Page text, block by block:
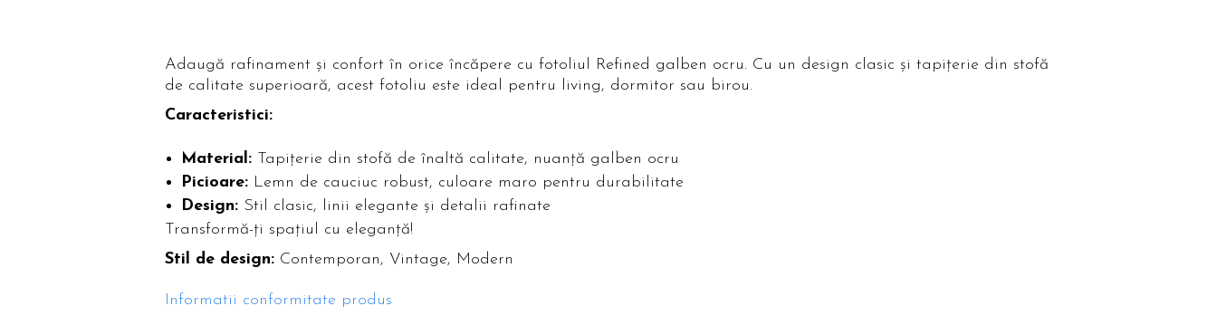
Adaugă rafinament și confort în orice încăpere cu fotoliul Refined galben ocru. Cu un design clasic și tapițerie din stofă
de calitate superioară, acest fotoliu este ideal pentru living, dormitor sau birou.
Caracteristici:
Material: Tapițerie din stofă de înaltă calitate, nuanță galben ocru
Picioare: Lemn de cauciuc robust, culoare maro pentru durabilitate
Design: Stil clasic, linii elegante și detalii rafinate
Transformă-ți spațiul cu eleganță!
Stil de design: Contemporan, Vintage, Modern
Informatii conformitate produs